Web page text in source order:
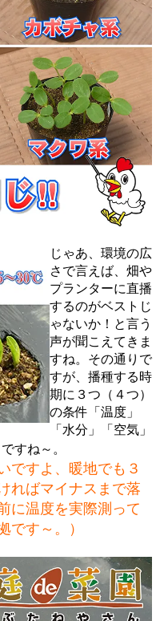
じゃあ、環境の広
さで言えば、畑や
プランターに直播
するのがベストじ
ゃないか！と言う
声が聞こえてきま
すね。その通りで
すが、播種する時
期に３つ（４つ）
の条件「温度」
「水分」「空気」
すね～。
ですよ、暖地でも３
ればマイナスまで落
に温度を実際測って
です～。）